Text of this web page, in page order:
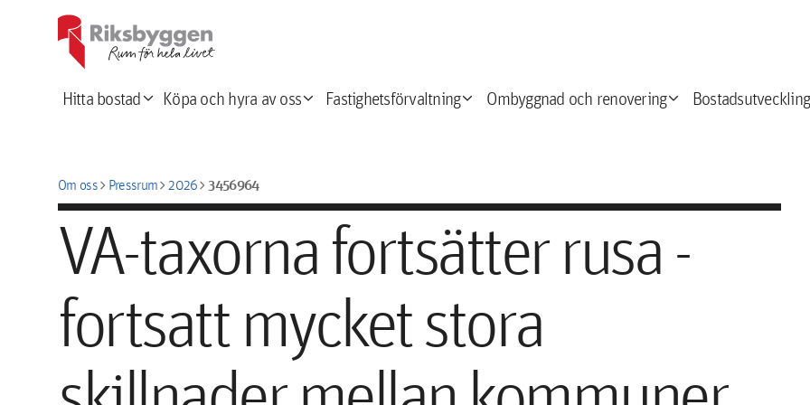
Hitta bostadexpand_more Köpa och hyra av ossexpand_more Fastighetsförvaltningexpand_more Ombyggnad och renoveringexpand_more Bostadsutveckling
Om osschevron_rightPressrumchevron_right2026chevron_right3456964
VA-taxorna fortsätter rusa -
fortsatt mycket stora